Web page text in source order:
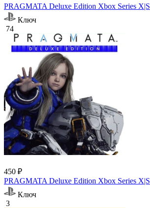
PRAGMATA Deluxe Edition Xbox Series X|S
Ключ
74
450 ₽
PRAGMATA Deluxe Edition Xbox Series X|S
Ключ
3